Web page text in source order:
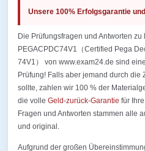
Unsere 100% Erfolgsgarantie
Die Prüfungsfragen und Antworten
PEGACPDC74V1（Certified Pega
74V1） von www.exam24.de sind
Prüfung! Falls aber jemand durch die
sollte, zahlen wir 100 % der
die volle Geld-zurück-Garantie für
Fragen und Antworten stammen alle
und original.
Aufgrund der großen